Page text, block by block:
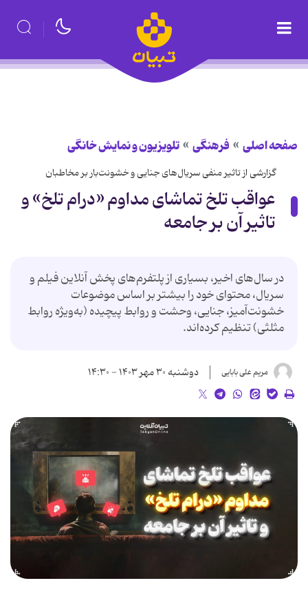
صفحه اصلی فرهنگی تلویزیون و نمایش خانگی
گزارشی از تاثیر منفی سریال‌های جنایی و خشونت‌بار بر مخاطبان
عواقب تلخ تماشای مداوم «درام تلخ» و
تاثیر آن بر جامعه
در سال‌های اخیر، بسیاری از پلتفرم‌های پخش آنلاین فیلم و
سریال، محتوای خود را بیشتر بر اساس موضوعات
خشونت‌آمیز، جنایی، وحشت و روابط پیچیده (به‌ویژه روابط
مثلثی) تنظیم کرده‌اند.
مریم علی بابایی دوشنبه ۳۰ مهر ۱۴۰۳ - ۱۴:۳۰